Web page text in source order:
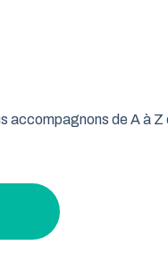
est la réponse
tout en gardant un
accompagnons de A à